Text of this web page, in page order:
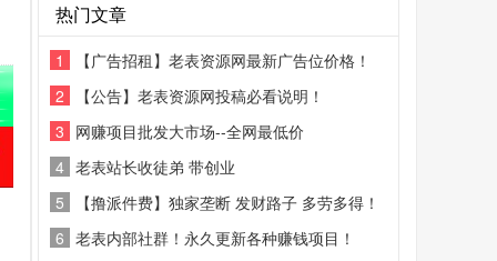
热门文章
1
【广告招租】老表资源网最新广告位价格！
2
【公告】老表资源网投稿必看说明！
3 网赚项目批发大市场--全网最低价
4 老表站长收徒弟 带创业
5
【撸派件费】独家垄断 发财路子 多劳多得！
6 老表内部社群！永久更新各种赚钱项目！